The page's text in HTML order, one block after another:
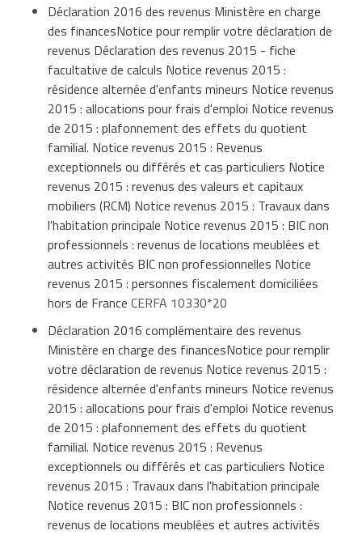
Déclaration 2016 des revenus Ministère en charge
des financesNotice pour remplir votre déclaration de
revenus Déclaration des revenus 2015 - fiche
facultative de calculs Notice revenus 2015 :
résidence alternée d'enfants mineurs Notice revenus
2015 : allocations pour frais d'emploi Notice revenus
de 2015 : plafonnement des effets du quotient
familial. Notice revenus 2015 : Revenus
exceptionnels ou différés et cas particuliers Notice
revenus 2015 : revenus des valeurs et capitaux
mobiliers (RCM) Notice revenus 2015 : Travaux dans
l'habitation principale Notice revenus 2015 : BIC non
professionnels : revenus de locations meublées et
autres activités BIC non professionnelles Notice
revenus 2015 : personnes fiscalement domiciliées
hors de France CERFA 10330*20
Déclaration 2016 complémentaire des revenus
Ministère en charge des financesNotice pour remplir
votre déclaration de revenus Notice revenus 2015 :
résidence alternée d'enfants mineurs Notice revenus
2015 : allocations pour frais d'emploi Notice revenus
de 2015 : plafonnement des effets du quotient
familial. Notice revenus 2015 : Revenus
exceptionnels ou différés et cas particuliers Notice
revenus 2015 : Travaux dans l'habitation principale
Notice revenus 2015 : BIC non professionnels :
revenus de locations meublées et autres activités